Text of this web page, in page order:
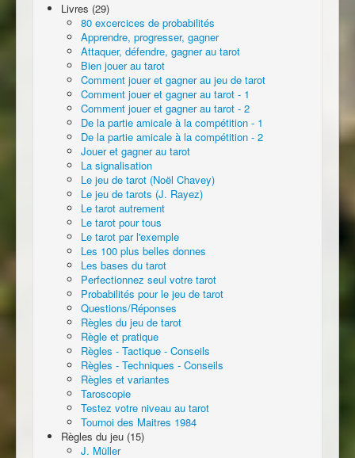
Livres (29)
80 excercices de probabilités
Apprendre, progresser, gagner
Attaquer, défendre, gagner au tarot
Bien jouer au tarot
Comment jouer et gagner au jeu de tarot
Comment jouer et gagner au tarot - 1
Comment jouer et gagner au tarot - 2
De la partie amicale à la compétition - 1
De la partie amicale à la compétition - 2
Jouer et gagner au tarot
La signalisation
Le jeu de tarot (Noël Chavey)
Le jeu de tarots (J. Rayez)
Le tarot autrement
Le tarot pour tous
Le tarot par l'exemple
Les 100 plus belles donnes
Les bases du tarot
Perfectionnez seul votre tarot
Probabilités pour le jeu de tarot
Questions/Réponses
Règles du jeu de tarot
Règle et pratique
Règles - Tactique - Conseils
Règles - Techniques - Conseils
Règles et variantes
Taroscopie
Testez votre niveau au tarot
Tournoi des Maitres 1984
Règles du jeu (15)
J. Müller